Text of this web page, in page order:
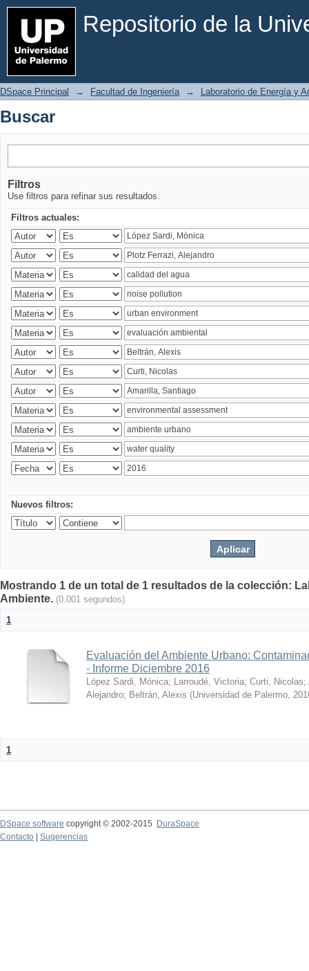
Repositorio de la
Buscar
DSpace Principal → Facultad de Ingeniería → Laboratorio de Energía y
Buscar
Filtros
Use filtros para refinar sus resultados.
Filtros actuales:
Nuevos filtros:
Mostrando 1 de un total de 1 resultados de la colección:
Ambiente. (0.001 segundos)
1
Evaluación del Ambiente Urbano:
- Informe Diciembre 2016
López Sardi, Mónica; Larroudé, Victoria; Curti, Nicolas;
Alejandro; Beltrán, Alexis (Universidad de Palermo,
1
DSpace software copyright © 2002-2015
DuraSpace
Contacto
Sugerencias